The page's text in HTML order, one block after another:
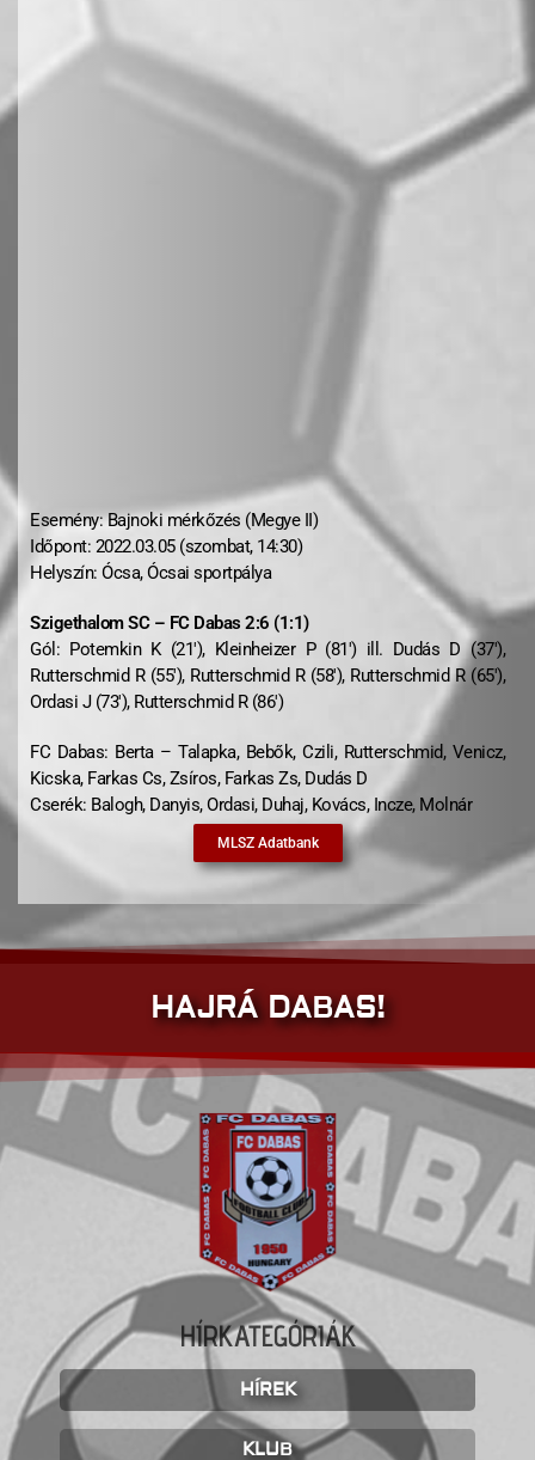
Esemény: Bajnoki mérkőzés (Megye II)
Időpont: 2022.03.05 (szombat, 14:30)
Helyszín: Ócsa, Ócsai sportpálya
Szigethalom SC – FC Dabas 2:6 (1:1)
Gól: Potemkin K (21′), Kleinheizer P (81′) ill. Dudás D (37′),
Rutterschmid R (55′), Rutterschmid R (58′), Rutterschmid R (65′),
Ordasi J (73′), Rutterschmid R (86′)
FC Dabas: Berta – Talapka, Bebők, Czili, Rutterschmid, Venicz,
Kicska, Farkas Cs, Zsíros, Farkas Zs, Dudás D
Cserék: Balogh, Danyis, Ordasi, Duhaj, Kovács, Incze, Molnár
MLSZ Adatbank
HAJRÁ DABAS!
HÍRKATEGÓRIÁK
HÍREK
KLUB